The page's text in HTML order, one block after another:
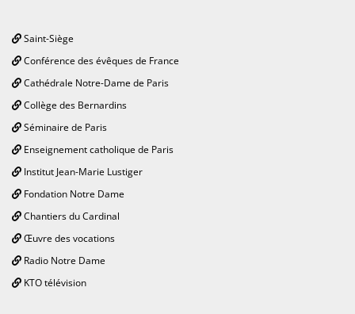
Saint-Siège
Conférence des évêques de France
Cathédrale Notre-Dame de Paris
Collège des Bernardins
Séminaire de Paris
Enseignement catholique de Paris
Institut Jean-Marie Lustiger
Fondation Notre Dame
Chantiers du Cardinal
Œuvre des vocations
Radio Notre Dame
KTO télévision